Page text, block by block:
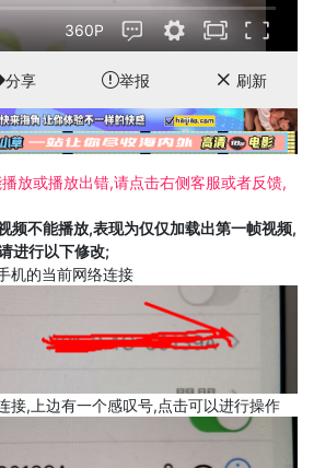
360P
分享 举报 刷新
放或播放出错,请点击右侧客服或者反馈,
频不能播放,表现为仅仅加载出第一帧视频,
进行以下修改;
机的当前网络连接
接,上边有一个感叹号,点击可以进行操作